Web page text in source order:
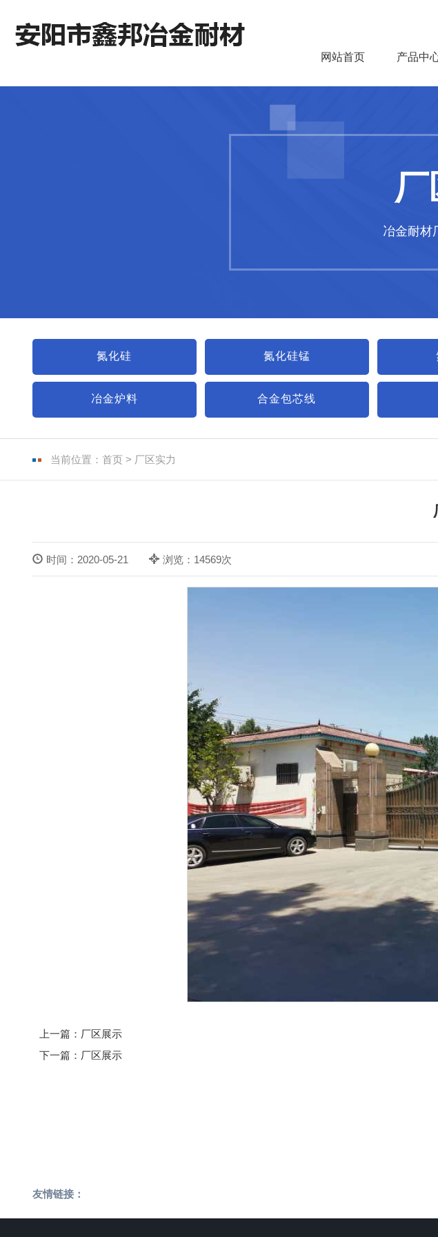
网站首页 产品中
厂
冶金耐材
氮化硅 氮化硅锰
冶金炉料 合金包芯线
当前位置： 首页 > 厂区实力
时间：2020-05-21 浏览：14569次
上一篇： 厂区展示
下一篇： 厂区展示
友情链接：